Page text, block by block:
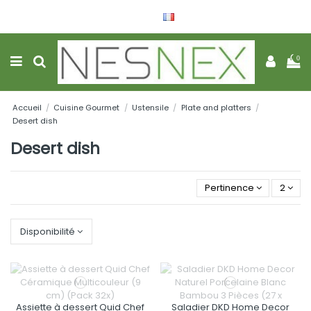
Français
0
Accueil Cuisine Gourmet Ustensile
Plate and platters
Desert dish
Desert dish
Pertinence 2
Disponibilité
Assiette à dessert Quid Chef Saladier DKD Home Decor